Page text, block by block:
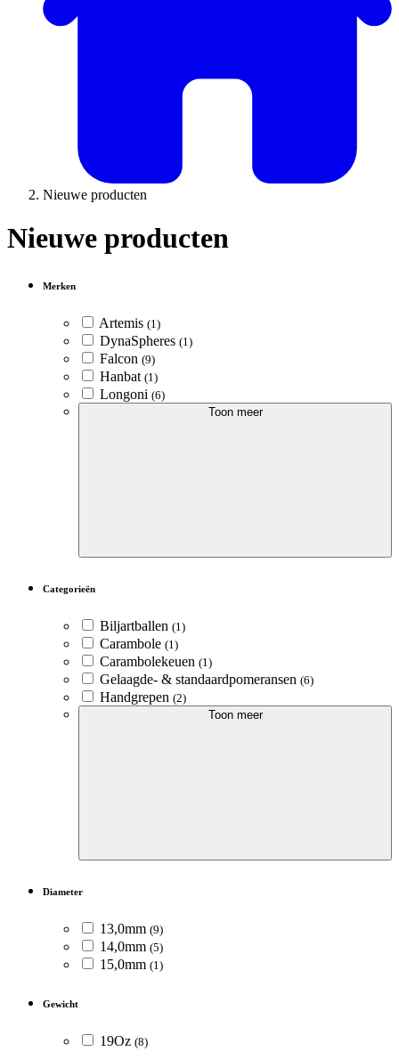
Nieuwe producten
Nieuwe producten
Merken
Artemis (1)
DynaSpheres (1)
Falcon (9)
Hanbat (1)
Longoni (6)
Toon meer
Categorieën
Biljartballen (1)
Carambole (1)
Carambolekeuen (1)
Gelaagde- & standaardpomeransen (6)
Handgrepen (2)
Toon meer
Diameter
13,0mm (9)
14,0mm (5)
15,0mm (1)
Gewicht
19Oz (8)